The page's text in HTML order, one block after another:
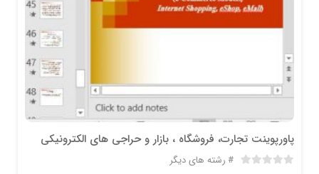
پاورپوینت تجارت، فروشگاه ، بازار و حراجی های الکترونيکي
رشته های دیگر